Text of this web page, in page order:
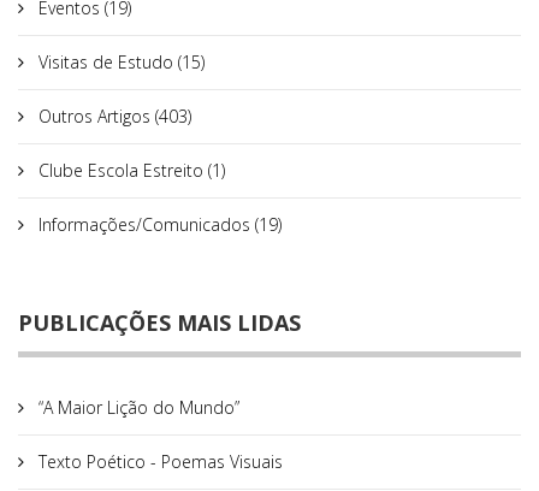
Eventos (19)
Visitas de Estudo (15)
Outros Artigos (403)
Clube Escola Estreito (1)
Informações/Comunicados (19)
PUBLICAÇÕES MAIS LIDAS
“A Maior Lição do Mundo”
Texto Poético - Poemas Visuais